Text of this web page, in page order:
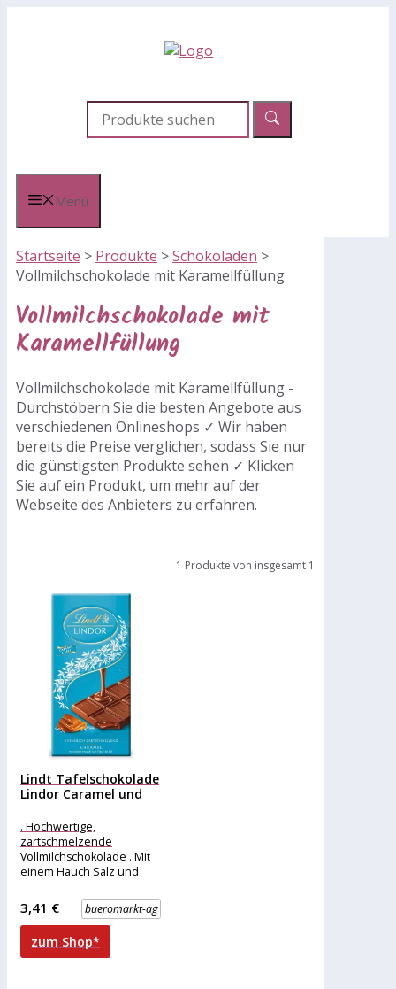
Menü
Startseite > Produkte >Schokoladen >
Vollmilchschokolade mit Karamellfüllung
Vollmilchschokolade mit
Karamellfüllung
Vollmilchschokolade mit Karamellfüllung -
Durchstöbern Sie die besten Angebote aus
verschiedenen Onlineshops ✓ Wir haben
bereits die Preise verglichen, sodass Sie nur
die günstigsten Produkte sehen ✓ Klicken
Sie auf ein Produkt, um mehr auf der
Webseite des Anbieters zu erfahren.
1 Produkte von insgesamt 1
Lindt Tafelschokolade
Lindor Caramel und
. Hochwertige,
zartschmelzende
Vollmilchschokolade . Mit
einem Hauch Salz und
Merkmale: Sorte: gefüllte
Schokolade,
Vollmilchschokolade
weitere
Produktinformationen:
bueromarkt-ag
3,41 €
zum Shop*